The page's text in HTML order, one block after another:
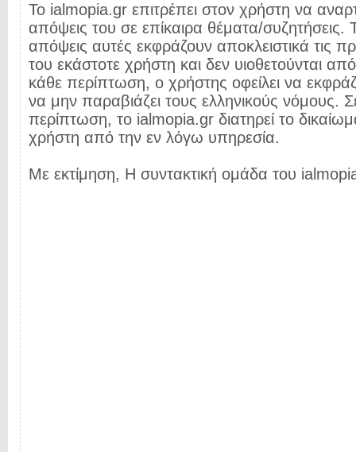
Το ialmopia.gr επιτρέπει στον χρήστη να
απόψεις του σε επίκαιρα θέματα/συζητήσεις.
απόψεις αυτές εκφράζουν αποκλειστικά τις
του εκάστοτε χρήστη και δεν υιοθετούνται
κάθε περίπτωση, ο χρήστης οφείλει να
να μην παραβιάζει τους ελληνικούς νόμους.
περίπτωση, το ialmopia.gr διατηρεί το
χρήστη από την εν λόγω υπηρεσία.
Με εκτίμηση, Η συντακτική ομάδα του